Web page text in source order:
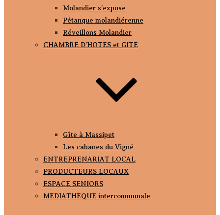
Molandier s’expose
Pétanque molandiérenne
Réveillons Molandier
CHAMBRE D’HOTES et GITE
Gîte à Massipet
Les cabanes du Vigné
ENTREPRENARIAT LOCAL
PRODUCTEURS LOCAUX
ESPACE SENIORS
MEDIATHEQUE intercommunale